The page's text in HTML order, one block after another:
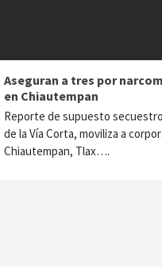
Aseguran a tres por
en Chiautempan
Reporte de supuesto
de la Vía Corta, moviliza a
Chiautempan, Tlax….